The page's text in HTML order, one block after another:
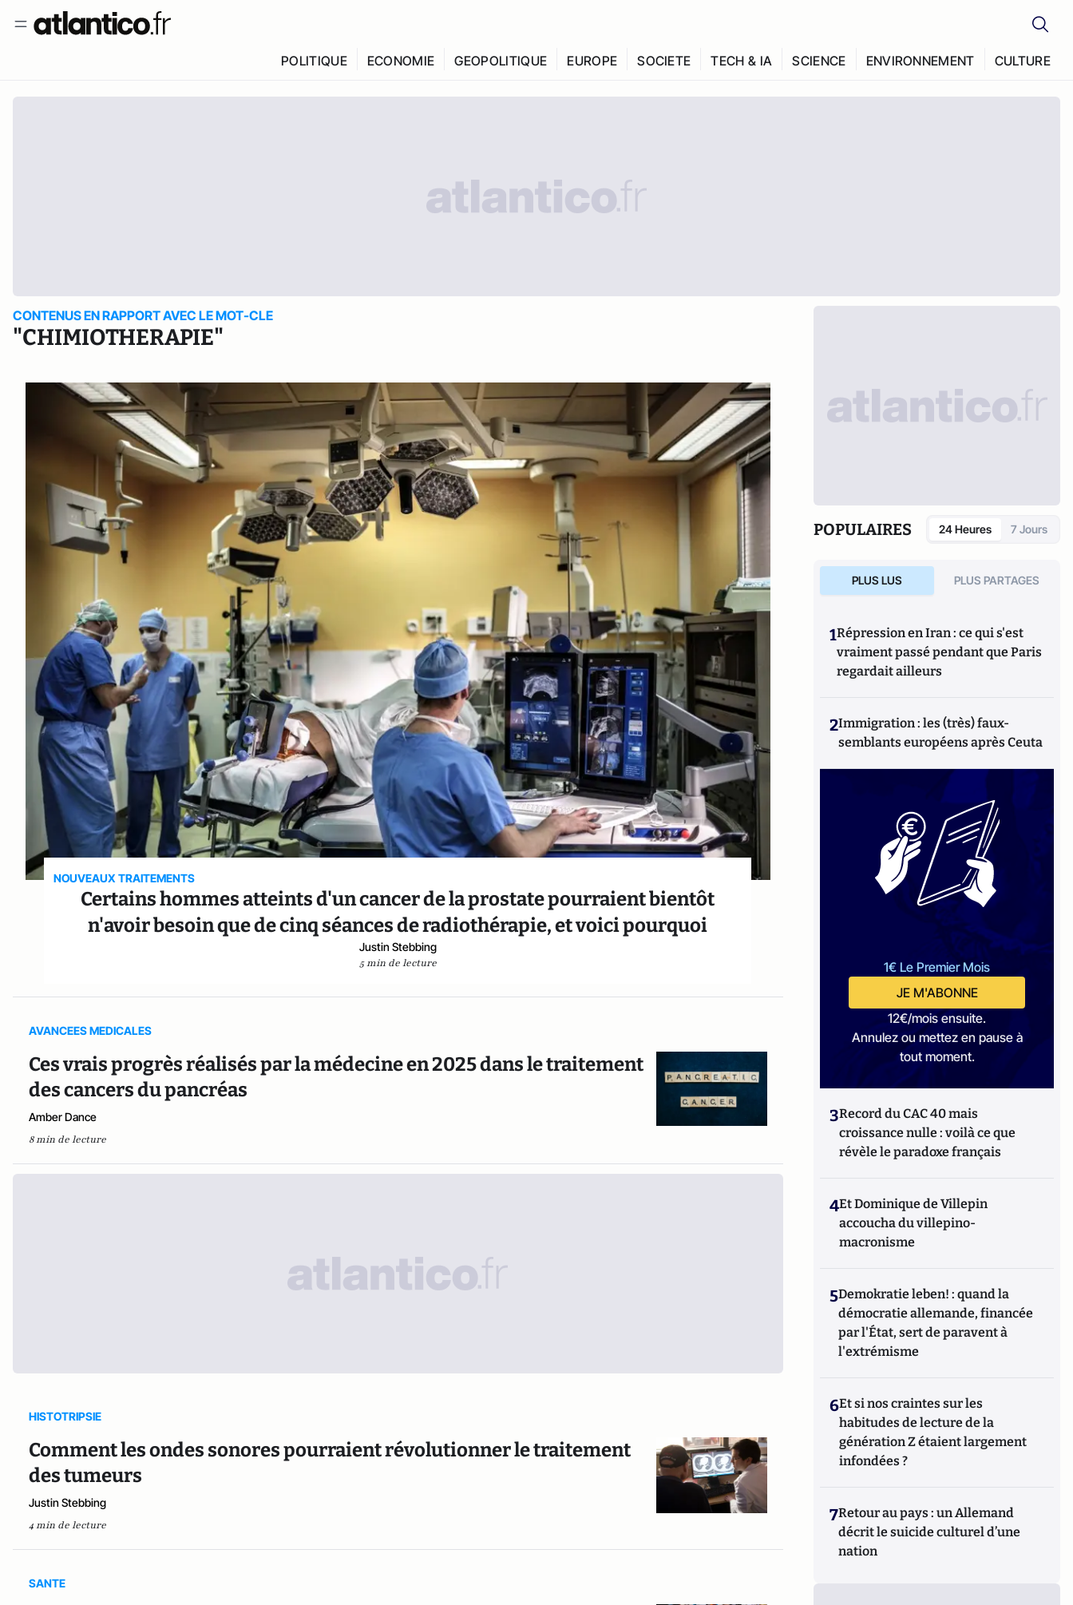
POLITIQUE ECONOMIE GEOPOLITIQUE EUROPE SOCIETE TECH & IA SCIENCE ENVIRONNEMENT CULTURE
CONTENUS EN RAPPORT AVEC LE MOT-CLE
"CHIMIOTHERAPIE"
NOUVEAUX TRAITEMENTS
Certains hommes atteints d'un cancer de la prostate pourraient bientôt
n'avoir besoin que de cinq séances de radiothérapie, et voici pourquoi
Justin Stebbing
5 min de lecture
AVANCEES MEDICALES
Ces vrais progrès réalisés par la médecine en 2025 dans le traitement
des cancers du pancréas
Amber Dance
8 min de lecture
HISTOTRIPSIE
Comment les ondes sonores pourraient révolutionner le traitement
des tumeurs
Justin Stebbing
4 min de lecture
SANTE
POPULAIRES 24 Heures 7 Jours
PLUS LUS PLUS PARTAGES
1Répression en Iran : ce qui s'est
vraiment passé pendant que Paris
regardait ailleurs
2Immigration : les (très) faux-
semblants européens après Ceuta
1€ Le Premier Mois
JE M'ABONNE
12€/mois ensuite.
Annulez ou mettez en pause à
tout moment.
3Record du CAC 40 mais
croissance nulle : voilà ce que
révèle le paradoxe français
4Et Dominique de Villepin
accoucha du villepino-
macronisme
5Demokratie leben! : quand la
démocratie allemande, financée
par l'État, sert de paravent à
l'extrémisme
6Et si nos craintes sur les
habitudes de lecture de la
génération Z étaient largement
infondées ?
7Retour au pays : un Allemand
décrit le suicide culturel d’une
nation